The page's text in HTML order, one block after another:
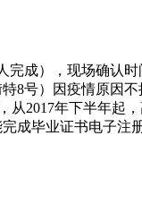
成），现场确认时
8号）因疫情原因
2017年下半年
成毕业证书电子